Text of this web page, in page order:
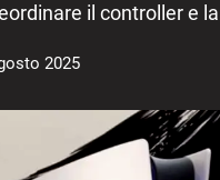
il controller e
2025